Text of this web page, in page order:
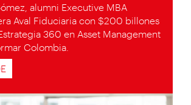
alumni Executive MBA
Aval Fiduciaria con $200 billones
360 en Asset Management
Colombia.